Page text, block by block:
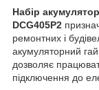
Набір
DCG405P2
ремонтних і
акумуляторний
дозволяє
підключення до